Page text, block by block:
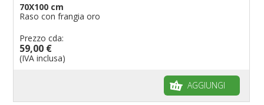
70X100 cm
Raso con frangia oro
Prezzo cda:
59,00 €
(IVA inclusa)
AGGIUNGI